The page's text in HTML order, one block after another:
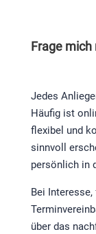
Frage mich
Jedes
Häufig ist
flexibel und
sinnvoll
persönlich in
Bei
über das